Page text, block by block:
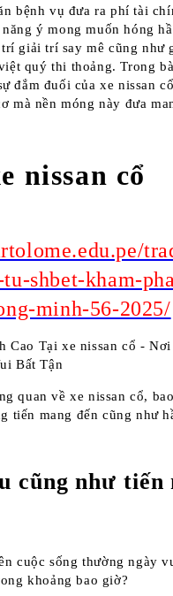
bệnh vụ đưa ra phí tài
ý mong muốn hóng
giải trí say mê cũng như
quý thi thoảng. Trong
đắm đuối của xe nissan
mà nền móng này đưa
nissan cổ
shbet-kham-
minh-56-2025/
quan về xe nissan cổ,
tiến mang đến cũng như
cũng như tiến
cuộc sống thường ngày
khoảng bao giờ?